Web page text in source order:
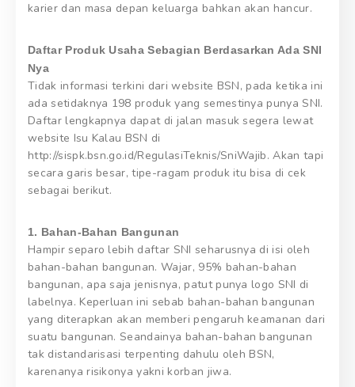
karier dan masa depan keluarga bahkan akan hancur.
Daftar Produk Usaha Sebagian Berdasarkan Ada SNI
Nya
Tidak informasi terkini dari website BSN, pada ketika ini
ada setidaknya 198 produk yang semestinya punya SNI.
Daftar lengkapnya dapat di jalan masuk segera lewat
website Isu Kalau BSN di
http://sispk.bsn.go.id/RegulasiTeknis/SniWajib. Akan tapi
secara garis besar, tipe-ragam produk itu bisa di cek
sebagai berikut.
1. Bahan-Bahan Bangunan
Hampir separo lebih daftar SNI seharusnya di isi oleh
bahan-bahan bangunan. Wajar, 95% bahan-bahan
bangunan, apa saja jenisnya, patut punya logo SNI di
labelnya. Keperluan ini sebab bahan-bahan bangunan
yang diterapkan akan memberi pengaruh keamanan dari
suatu bangunan. Seandainya bahan-bahan bangunan
tak distandarisasi terpenting dahulu oleh BSN,
karenanya risikonya yakni korban jiwa.